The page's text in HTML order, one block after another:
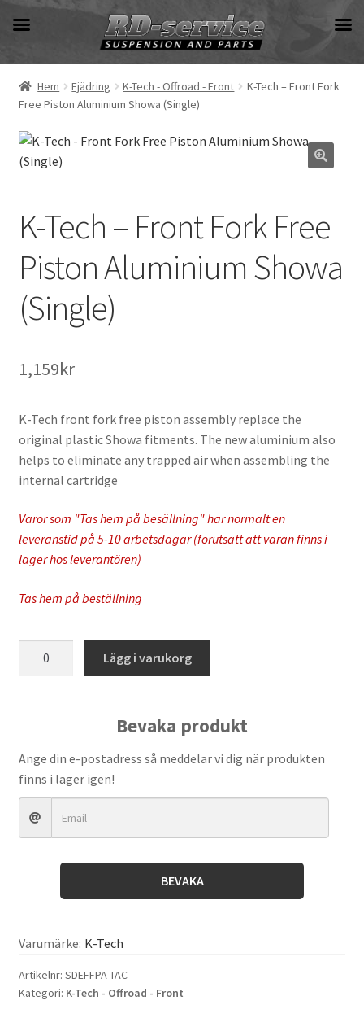
Hoppa
navigering
Hoppa
innehåll
Hem Fjädring K-Tech - Offroad - Front
K-Tech – Front Fork
Free Piston Aluminium Showa (Single)
K-Tech – Front Fork Free
Piston Aluminium Showa
(Single)
1,159kr
K-Tech front fork free piston assembly replace the
original plastic Showa fitments. The new aluminium also
helps to eliminate any trapped air when assembling the
internal cartridge
Varor som "Tas hem på besällning" har normalt en
leveranstid på 5-10 arbetsdagar (förutsatt att varan finns i
lager hos leverantören)
Tas hem på beställning
Free
Piston
Aluminium
Showa
Lägg i varukorg
Bevaka produkt
Ange din e-postadress så meddelar vi dig när produkten
finns i lager igen!
BEVAKA
Varumärke: K-Tech
Artikelnr: SDEFFPA-TAC
Kategori: K-Tech - Offroad - Front